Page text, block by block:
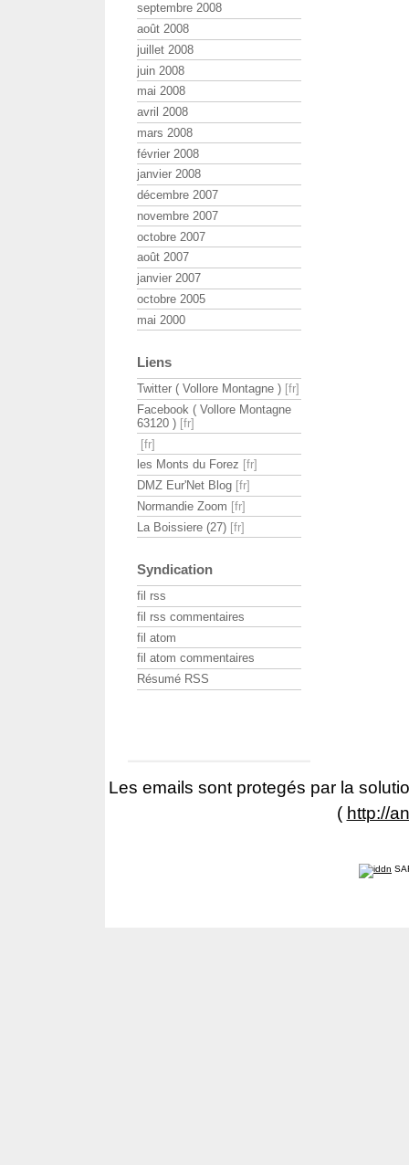
septembre 2008
août 2008
juillet 2008
juin 2008
mai 2008
avril 2008
mars 2008
février 2008
janvier 2008
décembre 2007
novembre 2007
octobre 2007
août 2007
janvier 2007
octobre 2005
mai 2000
Liens
Twitter ( Vollore Montagne )
Facebook ( Vollore Montagne
63120 )
les Monts du Forez
DMZ Eur'Net Blog
Normandie Zoom
La Boissiere (27)
Syndication
fil rss
fil rss commentaires
fil atom
fil atom commentaires
Résumé RSS
Les emails sont protegés par la
( http://